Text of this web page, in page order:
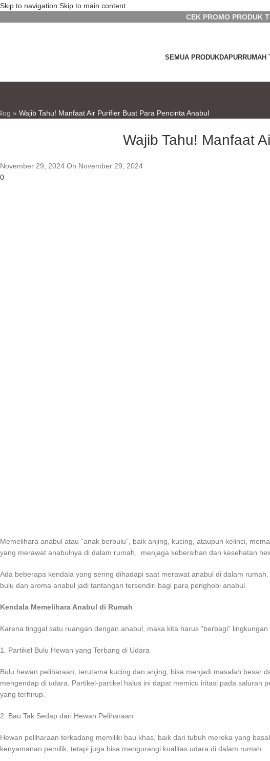
Skip to navigation Skip to main content
CEK PROMO PRODUK
SEMUA PRODUKDAPURRUMAH
»Wajib Tahu! Manfaat Air Purifier Buat Para Pencinta Anabul
Wajib Tahu! Manfaat
November 29, 2024 On November 29, 2024
0
Memelihara anabul atau “anak berbulu”, baik anjing, kucing, ataupun kelinci,
yang merawat anabulnya di dalam rumah, menjaga kebersihan dan kesehatan
Ada beberapa kendala yang sering dihadapi saat merawat anabul di dalam
bulu dan aroma anabul jadi tantangan tersendiri bagi para penghobi anabul.
Kendala Memelihara Anabul di Rumah
Karena tinggal satu ruangan dengan anabul, maka kita harus “berbagi”
1. Partikel Bulu Hewan yang Terbang di Udara
Bulu hewan peliharaan, terutama kucing dan anjing, bisa menjadi masalah besar
mengendap di udara. Partikel-partikel halus ini dapat memicu iritasi pada
yang terhirup.
2. Bau Tak Sedap dari Hewan Peliharaan
Hewan peliharaan terkadang memiliki bau khas, baik dari tubuh mereka yang
kenyamanan pemilik, tetapi juga bisa mengurangi kualitas udara di dalam rumah.